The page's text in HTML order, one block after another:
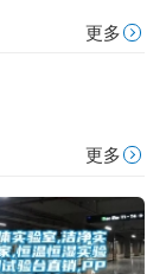
更多
更多